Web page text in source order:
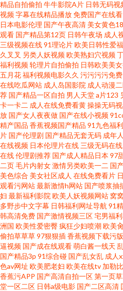
臀性爱av 深夜伦理福利 18禁欧洲
免费看
精品自拍偷拍 牛牛影院A片 日韩无码视
视频字幕在线精品播放免费国产在线看
日本电影伦理 国产午夜高清 美女黄色18
观看 国产精品第12页 日韩午夜场 成人
三级视频在线91理论片欧美日韩性爱
久叉叉 另类人妖视频欧美熟妇穴视频
福利视频轮理片自拍偷拍 日韩欧美美
五月花福利视频电影久久 污污污污免费
在线吃瓜网站 成人岛国影院 成人动漫
荐 国产精品一区自拍 男人天堂a片123
卡一卡二 成人在线免费看黄操操无码
放 国产女人夜夜做 国产在线小视频
精产国品 香蕉视频国产精品 91九色福利
片 国产伦理剧 国产精品无套无码 成年
在线视频 日本伦理片在线 三级无码在
在线伦理剧推荐 国产成人精品日本 97
二页毛片内射女激情另类欧美一二 国
美色综合 美女社区成人 在线免费看片
观看污网站最新激情h网站 国产喷浆抽
妇 最新福利影院 欧美人妖视频网站 窝
多野步中文字幕 日韩福利网址导航 91
韩高清免费 国产激情视频三区宅男福
洲国 欧美性爱密臀疯狂少妇喷潮欧美
偷拍草草草97狠狠插香蕉视频下载污版
逼视频 国产成在线观看萌白酱一线天
国产精品3p 91综合碰 国产乱女乱 成人
色av网址 欧美肥老妇 欧美在线tv 加勒
香蕉污APP 国产高清自拍一区第一页
堂一区二区 日韩a级电影 国产二区高清